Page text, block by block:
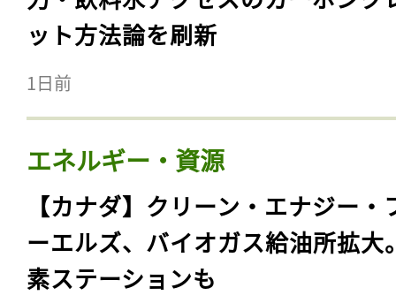
ット方法論を刷新
1日前
エネルギー・資源
【カナダ】クリーン・エナジー・
ーエルズ、バイオガス給油所拡大
素ステーションも